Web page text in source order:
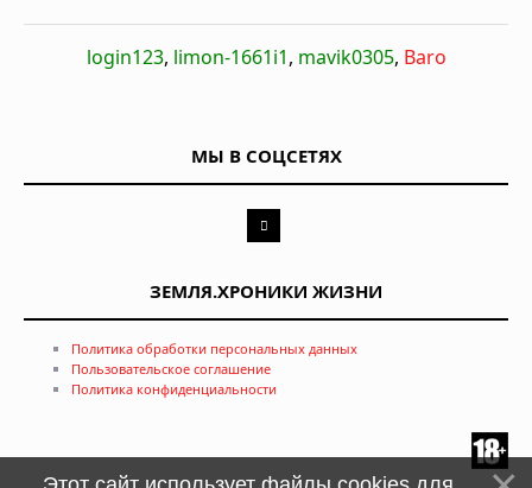
login123, limon-1661i1, mavik0305, Baro
МЫ В СОЦСЕТЯХ
ЗЕМЛЯ.ХРОНИКИ ЖИЗНИ
Политика обработки персональных данных
Пользовательское соглашение
Политика конфиденциальности